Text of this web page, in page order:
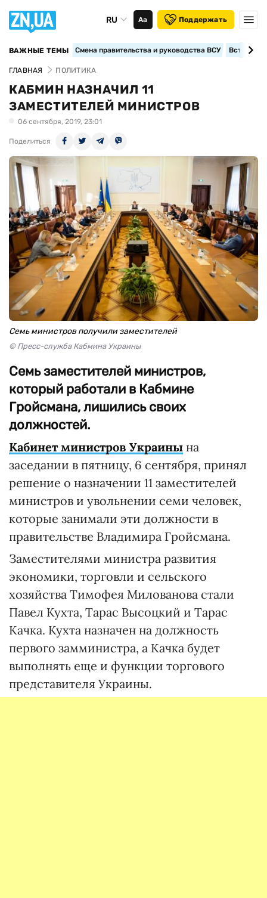
RU Аа Поддержать
ВАЖНЫЕ ТЕМЫ Смена правительства и руководства ВСУ
ГЛАВНАЯ ПОЛИТИКА
КАБМИН НАЗНАЧИЛ 11
ЗАМЕСТИТЕЛЕЙ МИНИСТРОВ
06 сентября, 2019, 23:01
Поделиться
Семь министров получили заместителей
© Пресс-служба Кабмина Украины
Семь заместителей министров,
который работали в Кабмине
Гройсмана, лишились своих
должностей.
Кабинет министров Украины на
заседании в пятницу, 6 сентября, принял
решение о назначении 11 заместителей
министров и увольнении семи человек,
которые занимали эти должности в
правительстве Владимира Гройсмана.
Заместителями министра развития
экономики, торговли и сельского
хозяйства Тимофея Милованова стали
Павел Кухта, Тарас Высоцкий и Тарас
Качка. Кухта назначен на должность
первого замминистра, а Качка будет
выполнять еще и функции торгового
представителя Украины.